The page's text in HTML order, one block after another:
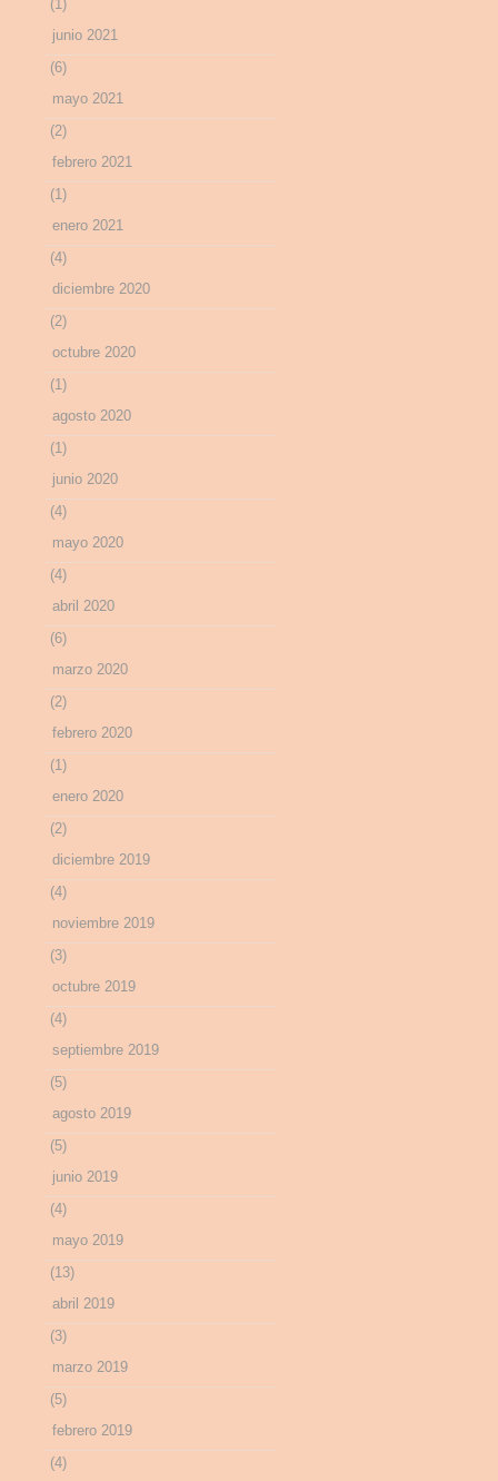
(1)
junio 2021
(6)
mayo 2021
(2)
febrero 2021
(1)
enero 2021
(4)
diciembre 2020
(2)
octubre 2020
(1)
agosto 2020
(1)
junio 2020
(4)
mayo 2020
(4)
abril 2020
(6)
marzo 2020
(2)
febrero 2020
(1)
enero 2020
(2)
diciembre 2019
(4)
noviembre 2019
(3)
octubre 2019
(4)
septiembre 2019
(5)
agosto 2019
(5)
junio 2019
(4)
mayo 2019
(13)
abril 2019
(3)
marzo 2019
(5)
febrero 2019
(4)